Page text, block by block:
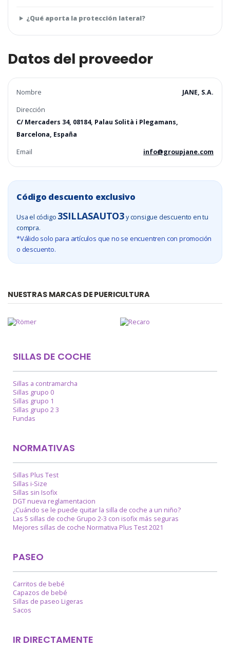
¿Qué aporta la protección lateral?
Datos del proveedor
Nombre
JANE, S.A.
Dirección
C/ Mercaders 34, 08184, Palau Solità i Plegamans,
Barcelona, España
Email
info@groupjane.com
Código descuento exclusivo
Usa el código 3SILLASAUTO3y consigue descuento en tu
compra.
*Válido solo para artículos que no se encuentren con promoción
o descuento.
NUESTRAS MARCAS DE PUERICULTURA
SILLAS DE COCHE
Sillas a contramarcha
Sillas grupo 0
Sillas grupo 1
Sillas grupo 2 3
Fundas
NORMATIVAS
Sillas Plus Test
Sillas i-Size
Sillas sin Isofix
DGT nueva reglamentacion
¿Cuándo se le puede quitar la silla de coche a un niño?
Las 5 sillas de coche Grupo 2-3 con isofix más seguras
Mejores sillas de coche Normativa Plus Test 2021
PASEO
Carritos de bebé
Capazos de bebé
Sillas de paseo Ligeras
Sacos
IR DIRECTAMENTE